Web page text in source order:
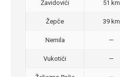
Zavidovići 51 km
Žepče 39 km
Nemila —
Vukotići —